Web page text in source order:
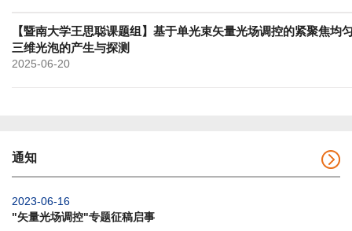
【暨南大学王思聪课题组】基于单光束矢量光场调控的紧聚焦均
三维光泡的产生与探测
2025-06-20
通知
2023-06-16
"矢量光场调控"专题征稿启事